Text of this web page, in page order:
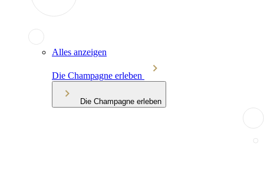
Alles anzeigen
Die Champagne erleben
Die Champagne erleben